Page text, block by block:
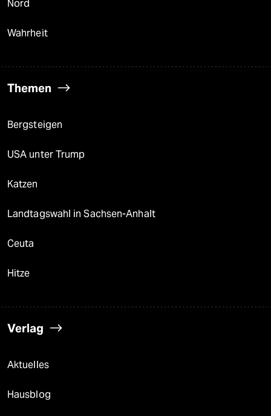
Nord
Wahrheit
Themen
Bergsteigen
USA unter Trump
Katzen
Landtagswahl in Sachsen-Anhalt
Ceuta
Hitze
Verlag
Aktuelles
Hausblog